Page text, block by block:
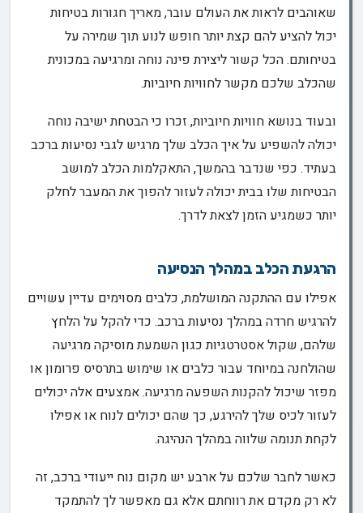
שאוהבים לראות את העולם עובר, מאריך חגורות בטיחות
יכול להציע להם קצת יותר חופש לנוע תוך שמירה על
בטיחותם. הכל קשור ליצירת פינה נוחה ומרגיעה במכונית
שהכלב שלכם מקשר לחוויות חיוביות.
ובעוד בנושא חוויות חיוביות, זכרו כי הבטחת ישיבה נוחה
יכולה להשפיע על איך הכלב שלך מרגיש לגבי נסיעות ברכב
בעתיד. כפי שנדבר בהמשך, התאקלמות הכלב למושב
הבטיחות שלו בבית יכולה לעזור להפוך את המעבר לחלק
יותר כשמגיע הזמן לצאת לדרך.
הרגעת הכלב במהלך הנסיעה
אפילו עם ההתקנה המושלמת, כלבים מסוימים עדיין עשויים
להרגיש חרדה במהלך נסיעות ברכב. כדי להקל על הלחץ
שלהם, שקול אסטרטגיות כגון השמעת מוסיקה מרגיעה
שהולחנה במיוחד עבור כלבים או שימוש בתרסיס פרומון או
מפזר שיכול להקנות השפעה מרגיעה. אמצעים אלה יכולים
לעזור לכיס שלך להירגע, כך שהם יכולים לנוח או אפילו
לקחת תנומה שלווה במהלך הנהיגה.
כאשר לחבר שלכם על ארבע יש מקום נוח ייעודי ברכב, זה
לא רק מקדם את רווחתם אלא גם מאפשר לך להתמקד